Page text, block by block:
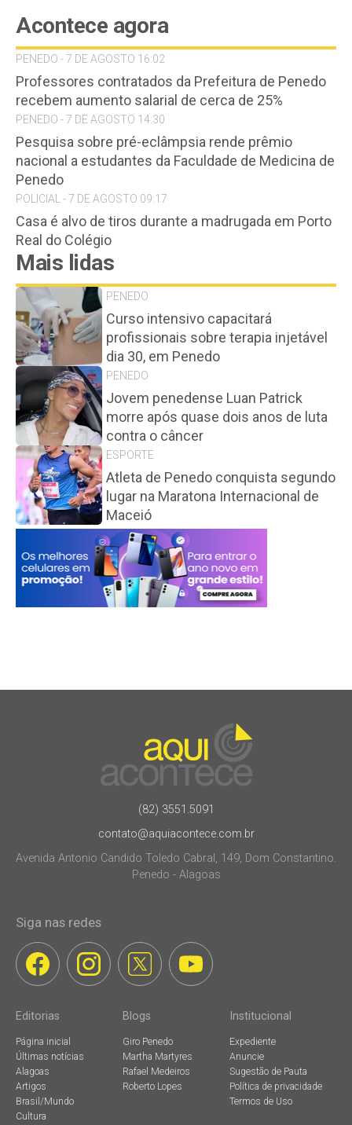
Acontece agora
PENEDO - 7 DE AGOSTO 16:02
Professores contratados da Prefeitura de Penedo
recebem aumento salarial de cerca de 25%
PENEDO - 7 DE AGOSTO 14:30
Pesquisa sobre pré-eclâmpsia rende prêmio
nacional a estudantes da Faculdade de Medicina de
Penedo
POLICIAL - 7 DE AGOSTO 09:17
Casa é alvo de tiros durante a madrugada em Porto
Real do Colégio
Mais lidas
PENEDO
Curso intensivo capacitará
profissionais sobre terapia injetável
dia 30, em Penedo
PENEDO
Jovem penedense Luan Patrick
morre após quase dois anos de luta
contra o câncer
ESPORTE
Atleta de Penedo conquista segundo
lugar na Maratona Internacional de
Maceió
(82) 3551.5091
contato@aquiacontece.com.br
Avenida Antonio Candido Toledo Cabral, 149, Dom Constantino.
Penedo - Alagoas
Siga nas redes
Editorias
Página inicial
Últimas notícias
Alagoas
Artigos
Brasil/Mundo
Cultura
Blogs
Giro Penedo
Martha Martyres
Rafael Medeiros
Roberto Lopes
Institucional
Expediente
Anuncie
Sugestão de Pauta
Política de privacidade
Termos de Uso